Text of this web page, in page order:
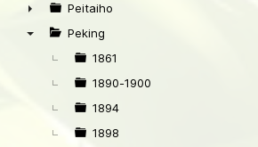
►
►
Peitaiho
Peking
1861
1890-1900
1894
1898